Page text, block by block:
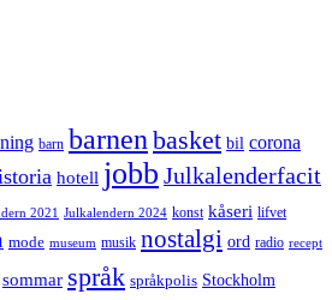
barn barnen basket bil corona
hotell jobb Julkalenderfacit
2021 Julkalendern 2024 konst kåseri lifvet
mode museum musik nostalgi ord radio recept
sommar språk språkpolis Stockholm